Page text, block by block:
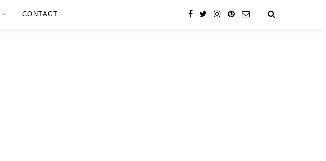
CONTACT